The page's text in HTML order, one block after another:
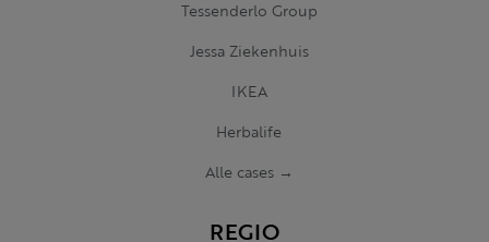
Tessenderlo Group
Jessa Ziekenhuis
IKEA
Herbalife
Alle cases →
REGIO